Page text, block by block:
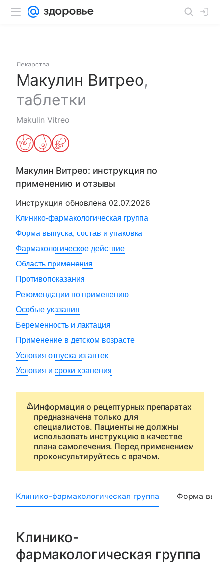
Лекарства
Макулин Витрео,
таблетки
Makulin Vitreo
Макулин Витрео: инструкция по
применению и отзывы
Инструкция обновлена 02.07.2026
Клинико-фармакологическая группа
Форма выпуска, состав и упаковка
Фармакологическое действие
Область применения
Противопоказания
Рекомендации по применению
Особые указания
Беременность и лактация
Применение в детском возрасте
Условия отпуска из аптек
Условия и сроки хранения
Информация о рецептурных препаратах
предназначена только для
специалистов. Пациенты не должны
использовать инструкцию в качестве
плана самолечения. Перед применением
проконсультируйтесь с врачом.
Клинико-фармакологическая группа Форма
Клинико-
фармакологическая группа